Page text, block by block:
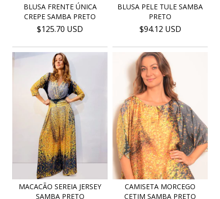
BLUSA FRENTE ÚNICA
CREPE SAMBA PRETO
$125.70 USD
BLUSA PELE TULE SAMBA
PRETO
$94.12 USD
MACACÃO SEREIA JERSEY
SAMBA PRETO
CAMISETA MORCEGO
CETIM SAMBA PRETO